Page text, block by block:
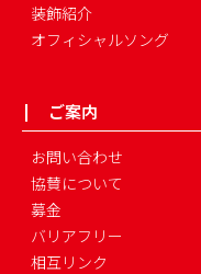
装飾紹介
オフィシャルソング
ご案内
お問い合わせ
協賛について
募金
バリアフリー
相互リンク